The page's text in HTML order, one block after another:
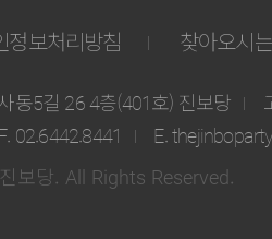
정보처리방침 찾아오시
동5길 26 4층(401호) 진보당
02.6442.8441
E.
보당. All Rights Reserved.